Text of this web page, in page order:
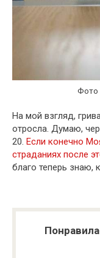
Фото
На мой взгляд,
отросла. Думаю,
20. Если конечно
страданиях после
благо теперь знаю,